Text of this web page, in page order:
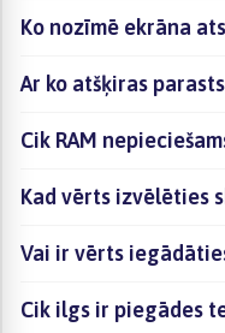
Ko nozīmē ekrāna
Ar ko atšķiras
Cik RAM
Kad vērts izvēlēties
Vai ir vērts
Cik ilgs ir piegādes